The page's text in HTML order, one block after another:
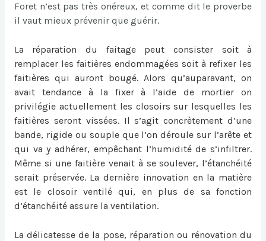
Foret n’est pas très onéreux, et comme dit le proverbe
il vaut mieux prévenir que guérir.
La réparation du faitage peut consister soit à
remplacer les faitières endommagées soit à refixer les
faitières qui auront bougé. Alors qu’auparavant, on
avait tendance à la fixer à l’aide de mortier on
privilégie actuellement les closoirs sur lesquelles les
faitières seront vissées. Il s’agit concrètement d’une
bande, rigide ou souple que l’on déroule sur l’arête et
qui va y adhérer, empêchant l’humidité de s’infiltrer.
Même si une faitière venait à se soulever, l’étanchéité
serait préservée. La dernière innovation en la matière
est le closoir ventilé qui, en plus de sa fonction
d’étanchéité assure la ventilation.
La délicatesse de la pose, réparation ou rénovation du